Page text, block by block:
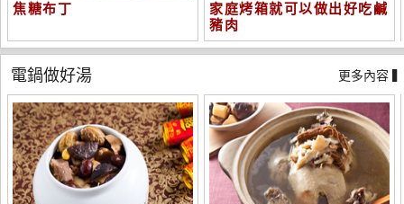
焦糖布丁
家庭烤箱就可以做出好吃鹹
豬肉
電鍋做好湯 更多內容 ▍